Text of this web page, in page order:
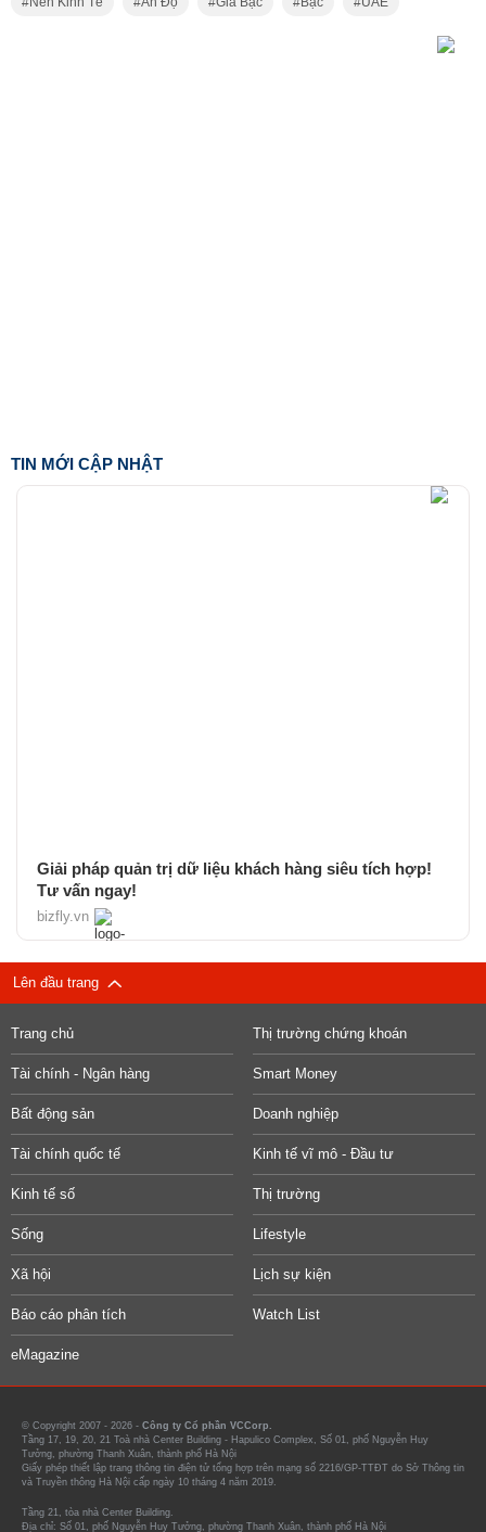
TIN MỚI CẬP NHẬT
Giải pháp quản trị dữ liệu khách hàng siêu tích hợp!
Tư vấn ngay!
bizfly.vn
Lên đầu trang
Trang chủ Thị trường chứng khoán
Tài chính - Ngân hàng Smart Money
Bất động sản Doanh nghiệp
Tài chính quốc tế Kinh tế vĩ mô - Đầu tư
Kinh tế số Thị trường
Sống Lifestyle
Xã hội Lịch sự kiện
Báo cáo phân tích Watch List
eMagazine
© Copyright 2007 - 2026 - Công ty Cổ phần VCCorp.
Tầng 17, 19, 20, 21 Toà nhà Center Building - Hapulico Complex, Số 01, phố Nguyễn Huy
Tưởng, phường Thanh Xuân, thành phố Hà Nội
Giấy phép thiết lập trang thông tin điện tử tổng hợp trên mạng số 2216/GP-TTĐT do Sở Thông tin
và Truyền thông Hà Nội cấp ngày 10 tháng 4 năm 2019.
Tầng 21, tòa nhà Center Building.
Địa chỉ: Số 01, phố Nguyễn Huy Tưởng, phường Thanh Xuân, thành phố Hà Nội